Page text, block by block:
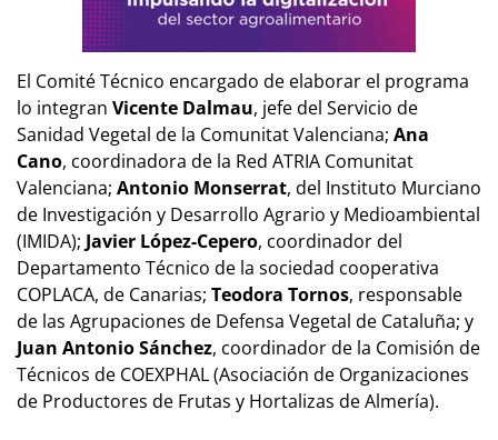
El Comité Técnico encargado de elaborar el programa
lo integran Vicente Dalmau, jefe del Servicio de
Sanidad Vegetal de la Comunitat Valenciana; Ana
Cano, coordinadora de la Red ATRIA Comunitat
Valenciana; Antonio Monserrat, del Instituto Murciano
de Investigación y Desarrollo Agrario y Medioambiental
(IMIDA); Javier López-Cepero, coordinador del
Departamento Técnico de la sociedad cooperativa
COPLACA, de Canarias; Teodora Tornos, responsable
de las Agrupaciones de Defensa Vegetal de Cataluña; y
Juan Antonio Sánchez, coordinador de la Comisión de
Técnicos de COEXPHAL (Asociación de Organizaciones
de Productores de Frutas y Hortalizas de Almería).